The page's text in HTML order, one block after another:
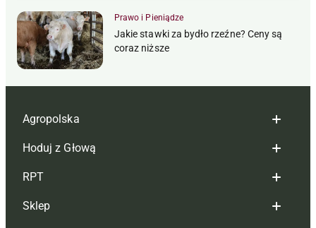
Prawo i Pieniądze
Jakie stawki za bydło rzeźne? Ceny są
coraz niższe
Agropolska
Redakcja
Reklama
Tagi
Hoduj z Głową
Hoduj z głową bydło
Hoduj z głową świnie
RPT
Redakcja
Sklep